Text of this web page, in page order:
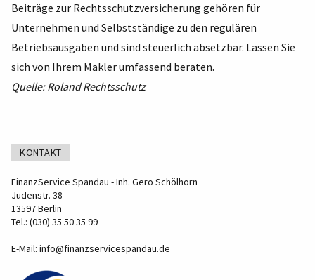
Beiträge zur Rechtsschutzversicherung gehören für
Unternehmen und Selbstständige zu den regulären
Betriebsausgaben und sind steuerlich absetzbar. Lassen Sie
sich von Ihrem Makler umfassend beraten.
Quelle: Roland Rechtsschutz
KONTAKT
FinanzService Spandau - Inh. Gero Schölhorn
Jüdenstr. 38
13597 Berlin
Tel.: (030) 35 50 35 99
E-Mail: info@finanzservicespandau.de